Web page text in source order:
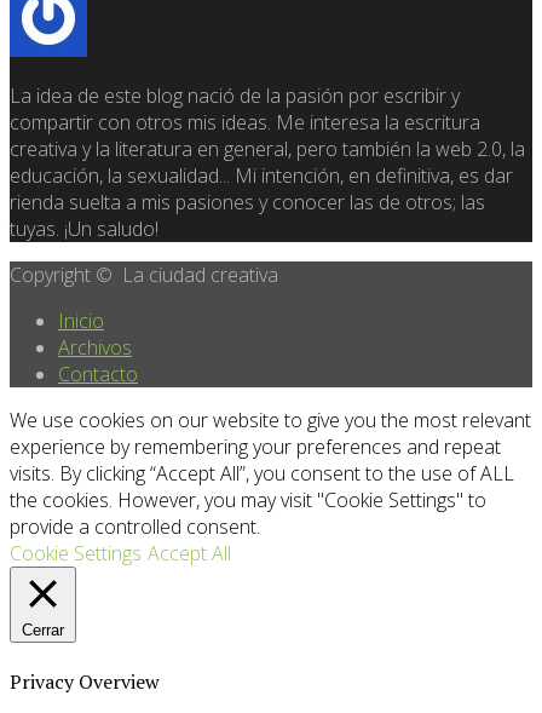
La idea de este blog nació de la pasión por escribir y
compartir con otros mis ideas. Me interesa la escritura
creativa y la literatura en general, pero también la web 2.0, la
educación, la sexualidad... Mi intención, en definitiva, es dar
rienda suelta a mis pasiones y conocer las de otros; las
tuyas. ¡Un saludo!
Copyright © La ciudad creativa
Inicio
Archivos
Contacto
We use cookies on our website to give you the most relevant
experience by remembering your preferences and repeat
visits. By clicking “Accept All”, you consent to the use of ALL
the cookies. However, you may visit "Cookie Settings" to
provide a controlled consent.
Cookie Settings Accept All
Cerrar
Privacy Overview